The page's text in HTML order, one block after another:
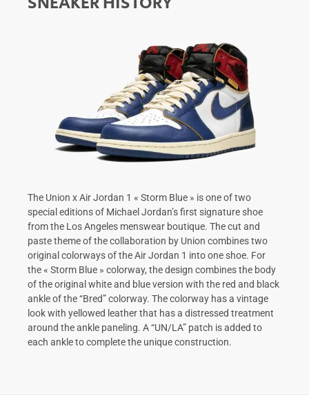
The Union x Air Jordan 1 « Storm Blue » is one of two
special editions of Michael Jordan’s first signature shoe
from the Los Angeles menswear boutique. The cut and
paste theme of the collaboration by Union combines two
original colorways of the Air Jordan 1 into one shoe. For
the « Storm Blue » colorway, the design combines the body
of the original white and blue version with the red and black
ankle of the “Bred” colorway. The colorway has a vintage
look with yellowed leather that has a distressed treatment
around the ankle paneling. A “UN/LA” patch is added to
each ankle to complete the unique construction.